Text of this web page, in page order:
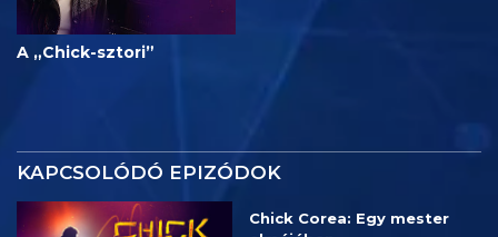
A „Chick-sztori”
KAPCSOLÓDÓ EPIZÓDOK
Chick Corea: Egy mester